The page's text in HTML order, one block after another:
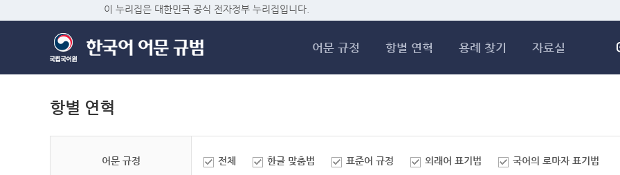
이 누리집은 대한민국 공식 전자정부 누리집입니다.
어문 규정 항별 연혁 용례 찾기 자료실
항별 연혁
어문 규정 전체 한글 맞춤법 표준어 규정 외래어 표기법 국어의 로마자 표기법